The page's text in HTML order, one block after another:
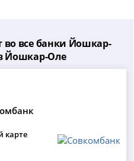
во все банки Йошкар-
Йошкар-Оле
карте